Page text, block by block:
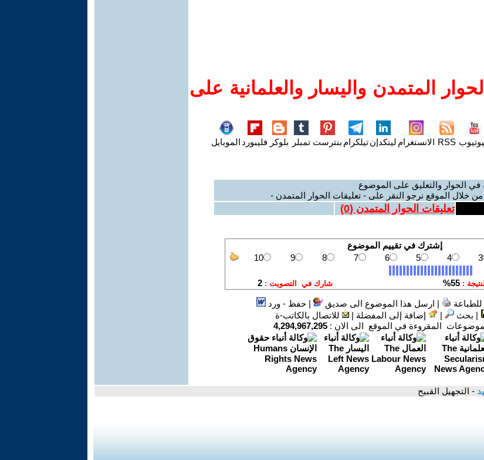
المتمدن واليسار والعلمانية على
RSS الانستغرام لينكدإنتيلكرام بنترست تمبلر بلوكر فليبورد الموبايل
الحوار والتعليق على الموضوع
من خلال الموقع نرجو النقر على - تعليقات الحوار المتمدن -
تعليقات الحوار المتمدن (0
)
| ارسل هذا الموضوع الى صديق |حفظ - ورد
| بحث | إضافة إلى المفضلة |
للاتصال بالكاتب-ة
المقروءة في الموقع الى الان : 4,294,967,295
- التجهيل القبيح